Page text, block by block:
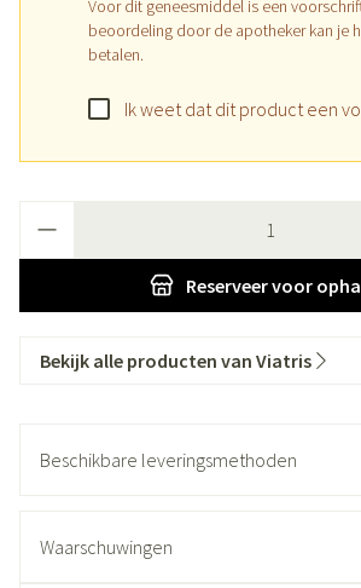
Voor dit geneesmiddel is een
beoordeling door de apotheker kan je
betalen.
Ik weet dat dit product een
Reserveervoor
Bekijk alle producten van Viatris
Beschikbare leveringsmethoden
Waarschuwingen